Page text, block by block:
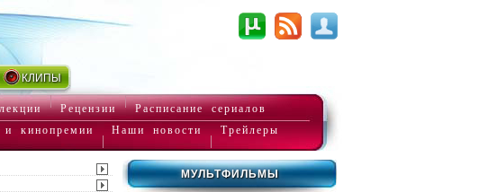
КЛИПЫ
Рецензии
Расписание сериалов
кинопремии Наши новости Трейлеры
МУЛЬТФИЛЬМЫ